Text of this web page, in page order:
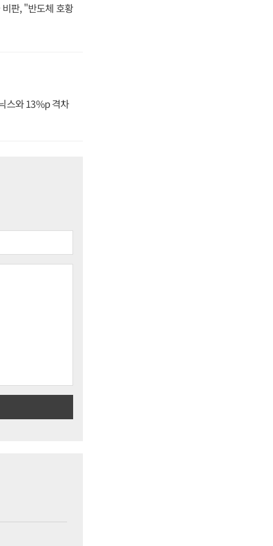
판, "반도체 호황
스와 13%p 격차